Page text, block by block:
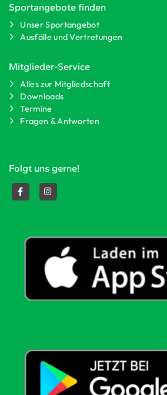
Sportangebote finden
Unser Sportangebot
Ausfälle und Vertretungen
Mitglieder-Service
Alles zur Mitgliedschaft
Downloads
Termine
Fragen & Antworten
Folgt uns gerne!